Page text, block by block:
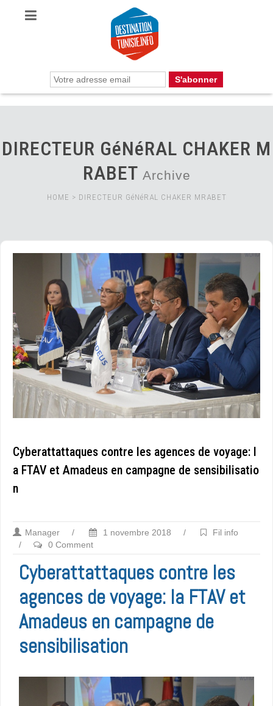
DIRECTEUR GéNéRAL CHAKER M
RABET Archive
HOME > DIRECTEUR GéNéRAL CHAKER MRABET
Cyberattattaques contre les agences de voyage: l
a FTAV et Amadeus en campagne de sensibilisatio
n
Manager / 1 novembre 2018 /
Fil info
/
0 Comment
Cyberattattaques contre les
agences de voyage: la FTAV et
Amadeus en campagne de
sensibilisation